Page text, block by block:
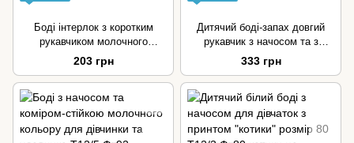
Боді інтерлок з коротким
рукавчиком молочного
кольору для дівчинки та
хлопчика
203 грн
Дитячий боді-запах довгий
рукавчик з начосом та з
принтом "котики
різнокольорові" для дівчинки
та хлопчика
333 грн